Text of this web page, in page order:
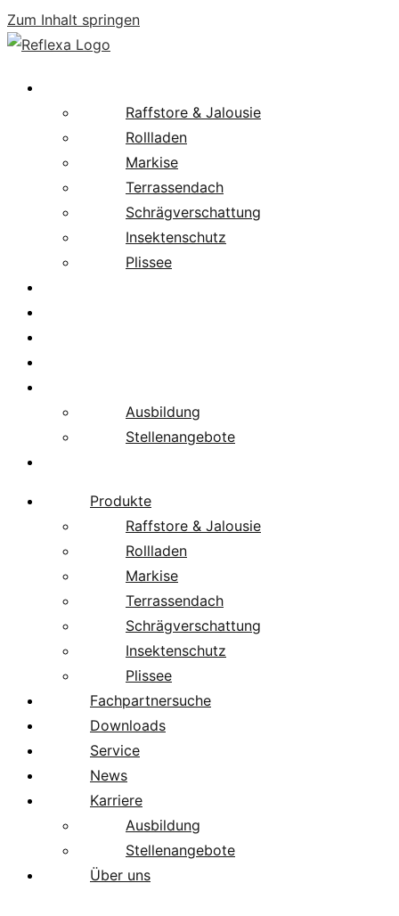
Zum Inhalt springen
Raffstore & Jalousie
Rollladen
Markise
Terrassendach
Schrägverschattung
Insektenschutz
Plissee
Ausbildung
Stellenangebote
Produkte
Raffstore & Jalousie
Rollladen
Markise
Terrassendach
Schrägverschattung
Insektenschutz
Plissee
Fachpartnersuche
Downloads
Service
News
Karriere
Ausbildung
Stellenangebote
Über uns